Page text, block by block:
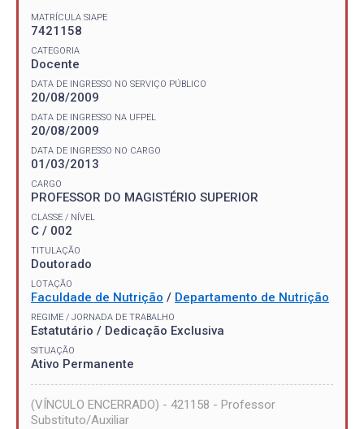
MATRÍCULA SIAPE
7421158
CATEGORIA
Docente
DATA DE INGRESSO NO SERVIÇO PÚBLICO
20/08/2009
DATA DE INGRESSO NA UFPEL
20/08/2009
DATA DE INGRESSO NO CARGO
01/03/2013
CARGO
PROFESSOR DO MAGISTÉRIO SUPERIOR
CLASSE / NÍVEL
C / 002
TITULAÇÃO
Doutorado
LOTAÇÃO
Faculdade de Nutrição / Departamento de Nutrição
REGIME / JORNADA DE TRABALHO
Estatutário / Dedicação Exclusiva
SITUAÇÃO
Ativo Permanente
(VÍNCULO ENCERRADO) - 421158 - Professor
Substituto/Auxiliar